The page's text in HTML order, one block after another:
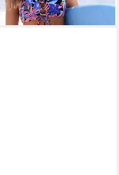
- in 1-2 Werktagen bei dir